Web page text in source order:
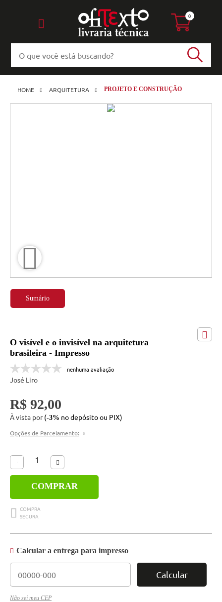
0
HOME ARQUITETURA PROJETO E CONSTRUÇÃO
Sumário
O visível e o invisível na arquitetura
brasileira - Impresso
nenhuma avaliação
José Liro
R$ 92,00
À vista por(-3% no depósito ou PIX)
Opções de Parcelamento:
COMPRAR
Calcular a entrega para impresso
Calcular
Não sei meu CEP